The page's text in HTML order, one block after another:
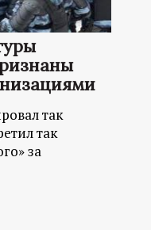
так
так
за